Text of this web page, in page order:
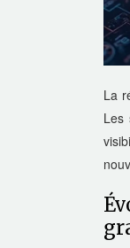
La
Les